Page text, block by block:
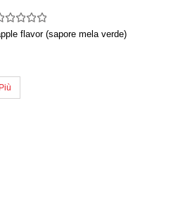
flavor (sapore mela verde)
Più